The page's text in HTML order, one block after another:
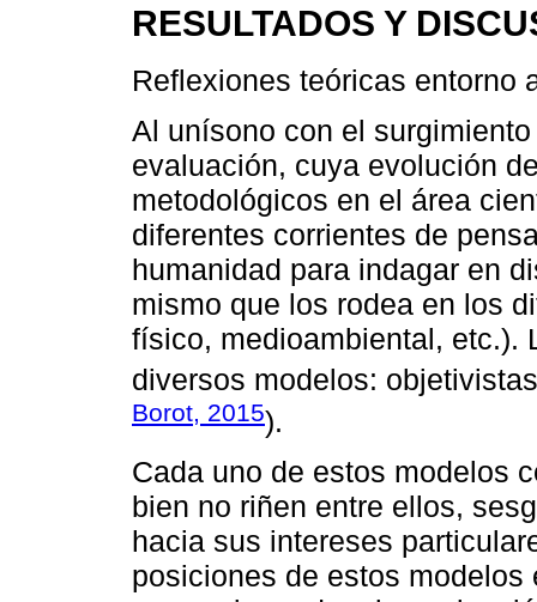
RESULTADOS Y
Reflexiones teóricas entorno
Al unísono con el
evaluación, cuya evolución
metodológicos en el área
diferentes corrientes de
humanidad para indagar en
mismo que los rodea en los
físico, medioambiental, etc.).
diversos modelos:
Borot, 2015).
Cada uno de estos modelos
bien no riñen entre ellos,
hacia sus intereses
posiciones de estos